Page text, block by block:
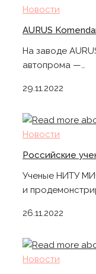
Новости
AURUS
На заводе
автопрома —…
29.11.2022
Новости
Российские
Ученые НИТУ
и
26.11.2022
Новости